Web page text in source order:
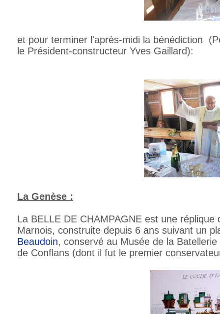
et pour terminer l'après-midi la bénédiction
le Président-constructeur Yves Gaillard):
La Genèse :
La BELLE DE CHAMPAGNE est une réplique
Marnois, construite depuis 6 ans suivant un
Beaudoin, conservé au Musée de la
de Conflans (dont il fut le premier